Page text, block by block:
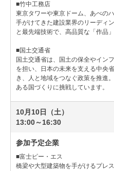
■竹中工務店
東京タワーや東京ドーム、あべの
手がけてきた建設業界のリーディ
と最先端技術で、高品質な「作品
■国土交通省
国土交通省は、国土の保全やイン
を担い、日本の未来を支える中央
き、人と地域をつなぐ政策を推進
ある国づくりに挑戦しています。
10月10日（土）
13:00～16:30
参加予定企業
■富士ピー・エス
橋梁や大型建築物を手がけるプレ